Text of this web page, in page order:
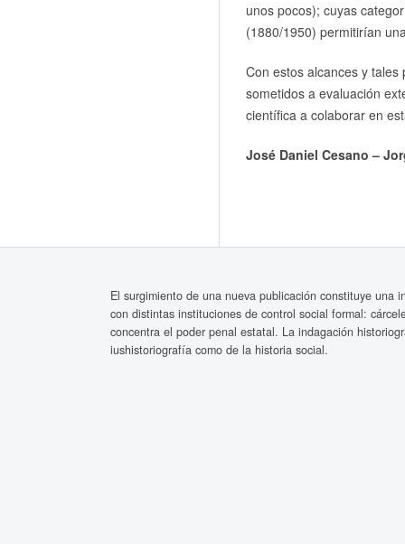
unos pocos); cuyas
(1880/1950) permitirían
Con estos alcances y
sometidos a evaluación
científica a colaborar en
José Daniel Cesano –
El surgimiento de una nueva publicación constituye
con distintas instituciones de control social formal:
concentra el poder penal estatal. La indagación
iushistoriografía como de la historia social.